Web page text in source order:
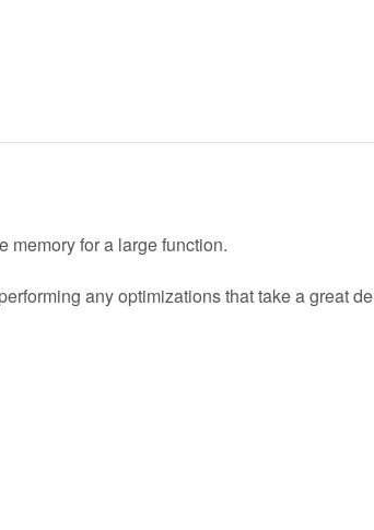
memory for a large function.
any optimizations that take a great de